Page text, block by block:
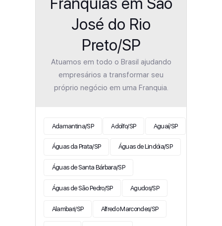
José do Rio
Preto/SP
Atuamos em todo o Brasil ajudando
empresários a transformar seu
próprio negócio em uma Franquia.
Adamantina/SP Adolfo/SP Aguaí/SP
Águas da Prata/SP Águas de Lindóia/SP
Águas de Santa Bárbara/SP
Águas de São Pedro/SP Agudos/SP
Alambari/SP Alfredo Marcondes/SP